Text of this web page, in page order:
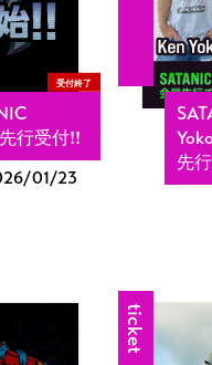
受付終了
行受付!!
01/23
先
ticket